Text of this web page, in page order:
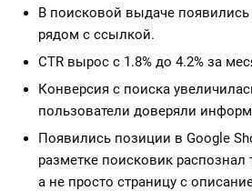
В поисковой выдаче
рядом с ссылкой.
CTR вырос с 1.8% до 4.2% за
Конверсия с поиска
пользователи доверяли
Появились позиции в Google
разметке поисковик распознал
а не просто страницу с